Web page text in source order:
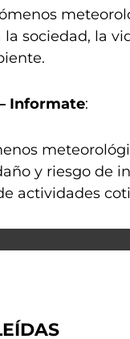
la sociedad, la
Informate:
y riesgo de
actividades